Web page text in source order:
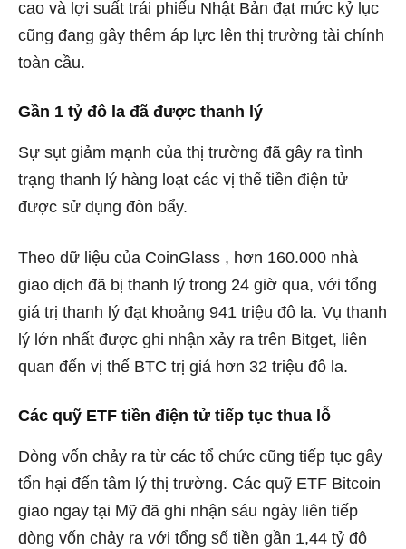
cao và lợi suất trái phiếu Nhật Bản đạt mức kỷ lục
cũng đang gây thêm áp lực lên thị trường tài chính
toàn cầu.
Gần 1 tỷ đô la đã được thanh lý
Sự sụt giảm mạnh của thị trường đã gây ra tình
trạng thanh lý hàng loạt các vị thế tiền điện tử
được sử dụng đòn bẩy.
Theo dữ liệu của CoinGlass , hơn 160.000 nhà
giao dịch đã bị thanh lý trong 24 giờ qua, với tổng
giá trị thanh lý đạt khoảng 941 triệu đô la. Vụ thanh
lý lớn nhất được ghi nhận xảy ra trên Bitget, liên
quan đến vị thế BTC trị giá hơn 32 triệu đô la.
Các quỹ ETF tiền điện tử tiếp tục thua lỗ
Dòng vốn chảy ra từ các tổ chức cũng tiếp tục gây
tổn hại đến tâm lý thị trường. Các quỹ ETF Bitcoin
giao ngay tại Mỹ đã ghi nhận sáu ngày liên tiếp
dòng vốn chảy ra với tổng số tiền gần 1,44 tỷ đô